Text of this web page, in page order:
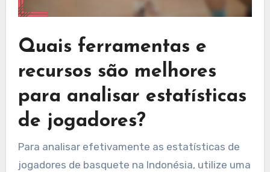
Quais ferramentas e
recursos são melhores
para analisar estatísticas
de jogadores?
Para analisar efetivamente as estatísticas de
jogadores de basquete na Indonésia, utilize uma